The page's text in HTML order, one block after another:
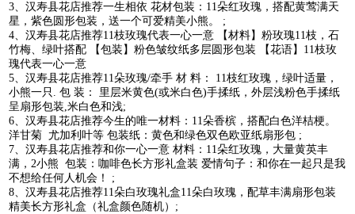
3、汉寿县花店推荐一生相依 花材包装：11朵红玫瑰，搭配黄莺满天
星，紫色圆形包装，送一个可爱精美小熊。 ;
4、汉寿县花店推荐11枝玫瑰代表一心一意 【材料】粉玫瑰11枝，石
竹梅、绿叶搭配 【包装】粉色皱纹纸多层圆形包装 【花语】11枝玫
瑰代表一心一意
5、汉寿县花店推荐11朵玫瑰/牵手 材 料： 11枝红玫瑰，绿叶适量，
小熊一只. 包 装： 里层米黄色(或米白色)手揉纸，外层浅粉色手揉纸
呈扇形包装,米白色和浅;
6、汉寿县花店推荐今生的唯一材料：11朵香槟，搭配白色洋桔梗。
洋甘菊 尤加利叶等 包装纸：黄色和绿色双色欧亚纸扇形包 ;
7、汉寿县花店推荐和你一心一意 材料：11朵红玫瑰，大量黄英丰
满，2小熊 包装：咖啡色长方形礼盒装 爱情句子：和你在一起只是我
不想给任何人机会！ ;
8、汉寿县花店推荐11朵白玫瑰礼盒11朵白玫瑰，配草丰满扇形包装
精美长方形礼盒（礼盒颜色随机）;